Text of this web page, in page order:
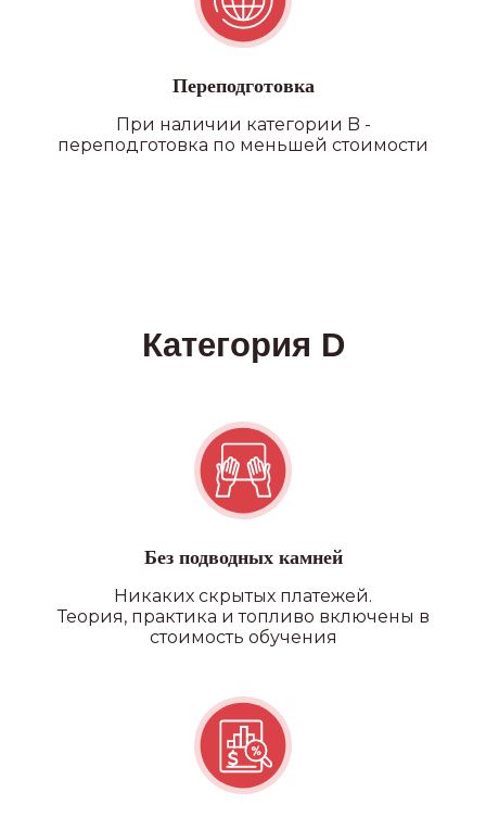
Переподготовка
При наличии категории B -
переподготовка по меньшей стоимости
Без подводных камней
Никаких скрытых платежей.
Теория, практика и топливо включены в
стоимость обучения